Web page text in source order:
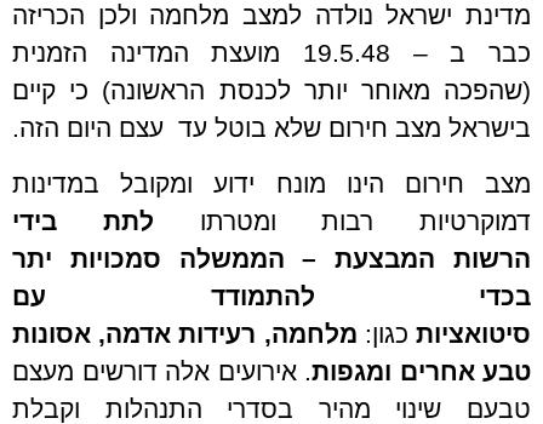
מדינת ישראל נולדה למצב מלחמה ולכן הכריזה
כבר ב – 19.5.48 מועצת המדינה הזמנית
(שהפכה מאוחר יותר לכנסת הראשונה) כי קיים
בישראל מצב חירום שלא בוטל עד עצם היום הזה.
מצב חירום הינו מונח ידוע ומקובל במדינות
דמוקרטיות רבות ומטרתו לתת בידי
הרשות
המבצעת – הממשלה סמכויות יתר
בכדי להתמודד עם
סיטואציותכגון: מלחמה, רעידות אדמה, אסונות
טבע אחרים ומגפות. אירועים אלה דורשים מעצם
טבעם שינוי מהיר בסדרי התנהלות וקבלת